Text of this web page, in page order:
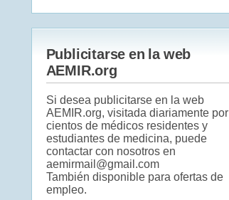
Publicitarse en la web
AEMIR.org
Si desea publicitarse en la web
AEMIR.org, visitada diariamente por
cientos de médicos residentes y
estudiantes de medicina, puede
contactar con nosotros en
aemirmail@gmail.com
También disponible para ofertas de
empleo.